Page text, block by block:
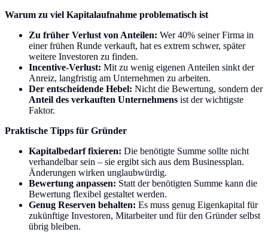
Warum zu viel Kapitalaufnahme problematisch ist
Zu früher Verlust von Anteilen: Wer 40% seiner Firma in
einer frühen Runde verkauft, hat es extrem schwer, später
weitere Investoren zu finden.
Incentive-Verlust: Mit zu wenig eigenen Anteilen sinkt der
Anreiz, langfristig am Unternehmen zu arbeiten.
Der entscheidende Hebel: Nicht die Bewertung, sondern der
Anteil des verkauften Unternehmens ist der wichtigste
Faktor.
Praktische Tipps für Gründer
Kapitalbedarf fixieren: Die benötigte Summe sollte nicht
verhandelbar sein – sie ergibt sich aus dem Businessplan.
Änderungen wirken unglaubwürdig.
Bewertung anpassen: Statt der benötigten Summe kann die
Bewertung flexibel gestaltet werden.
Genug Reserven behalten: Es muss genug Eigenkapital für
zukünftige Investoren, Mitarbeiter und für den Gründer selbst
übrig bleiben.